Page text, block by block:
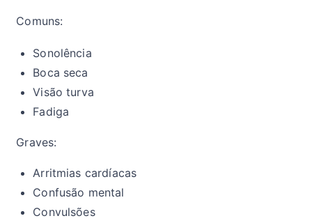
Comuns:
Sonolência
Boca seca
Visão turva
Fadiga
Graves:
Arritmias cardíacas
Confusão mental
Convulsões